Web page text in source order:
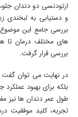
ارتودنسی دو دندان
و دستیابی به لبخندی
بررسی جامع این موضوع
های مختلف درمان تا
بررسی قرار گرفت.
در نهایت می توان گفت
بلکه برای بهبود
طول عمر دندان ها نیز
تجربه، کلید موفقیت